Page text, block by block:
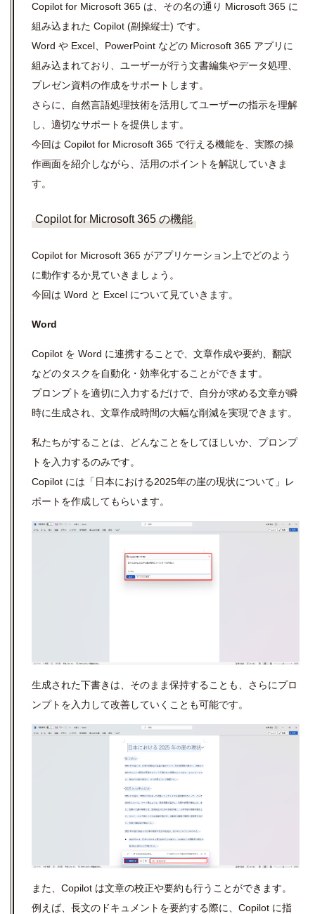
Copilot for Microsoft 365 は、その名の通り Microsoft 365 に
組み込まれた Copilot (副操縦士) です。
Word や Excel、 PowerPoint などの Microsoft 365 アプリに
組み込まれており、ユーザーが行う文書編集やデータ処理、
プレゼン資料の作成をサポートします。
さらに、自然言語処理技術を活用してユーザーの指示を理解
し、適切なサポートを提供します。
今回は Copilot for Microsoft 365 で行える機能を、実際の操
作画面を紹介しながら、活用のポイントを解説していきま
す。
Copilot for Microsoft 365 の機能
Copilot for Microsoft 365 がアプリケーション上でどのよう
に動作するか見ていきましょう。
今回は Word と Excel について見ていきます。
Word
Copilot を Word に連携することで、文章作成や要約、翻訳
などのタスクを自動化・効率化することができます。
プロンプトを適切に入力するだけで、自分が求める文章が瞬
時に生成され、文章作成時間の大幅な削減を実現できます。
私たちがすることは、どんなことをしてほしいか、プロンプ
トを入力するのみです。
Copilot には「日本における2025年の崖の現状について」レ
ポートを作成してもらいます。
生成された下書きは、そのまま保持することも、さらにプロ
ンプトを入力して改善していくことも可能です。
また、 Copilot は文章の校正や要約も行うことができます。
例えば、長文のドキュメントを要約する際に、 Copilot に指